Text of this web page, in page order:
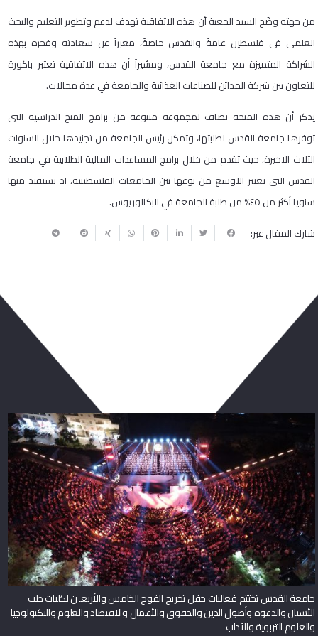
من جهته وضّح السيد الجعبة أن هذه الاتفاقية تهدف لدعم وتطوير التعليم والبحث
العلمي في فلسطين عامةً والقدس خاصةً، معبراً عن سعادته وفخره بهذه
الشراكة المتميزة مع جامعة القدس، ومشيراً أن هذه الاتفاقية تعتبر باكورة
للتعاون بين شركة المدائن للصناعات الغذائية والجامعة في عدة مجالات.
يذكر أن هذه المنحة تضاف لمجموعة متنوعة من برامج المنح الدراسية التي
توفرها جامعة القدس لطلبتها، وتمكن رئيس الجامعة من تجنيدها خلال السنوات
الثلاث الاخيرة، حيث تقدم من خلال برامج المساعدات المالية الطلابية في جامعة
القدس التي تعتبر الاوسع من نوعها بين الجامعات الفلسطينية، اذ يستفيد منها
سنويا أكثر من ٤٥% من طلبة الجامعة في البكالوريوس.
شارك المقال عبر:
جامعة القدس تختتم فعاليات حفل تخريج الفوج الخامس والأربعين لكليات طب
الأسنان والدعوة وأصول الدين والحقوق والأعمال والاقتصاد والعلوم والتكنولوجيا
والعلوم التربوية والآداب